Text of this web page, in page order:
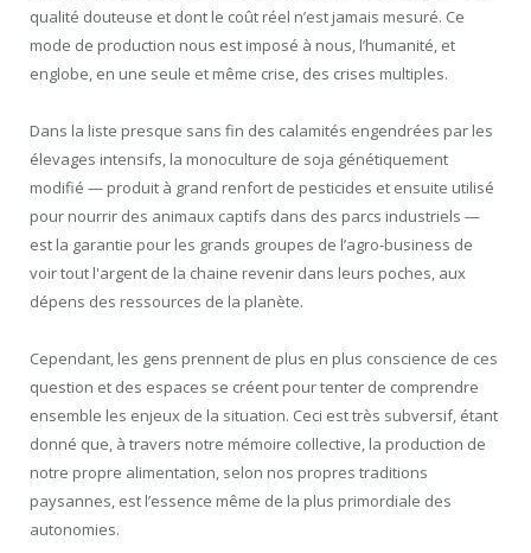
qualité douteuse et dont le coût réel n’est jamais mesuré. Ce
mode de production nous est imposé à nous, l’humanité, et
englobe, en une seule et même crise, des crises multiples.
Dans la liste presque sans fin des calamités engendrées par les
élevages intensifs, la monoculture de soja génétiquement
modifié — produit à grand renfort de pesticides et ensuite utilisé
pour nourrir des animaux captifs dans des parcs industriels —
est la garantie pour les grands groupes de l’agro-business de
voir tout l'argent de la chaine revenir dans leurs poches, aux
dépens des ressources de la planète.
Cependant, les gens prennent de plus en plus conscience de ces
question et des espaces se créent pour tenter de comprendre
ensemble les enjeux de la situation. Ceci est très subversif, étant
donné que, à travers notre mémoire collective, la production de
notre propre alimentation, selon nos propres traditions
paysannes, est l’essence même de la plus primordiale des
autonomies.